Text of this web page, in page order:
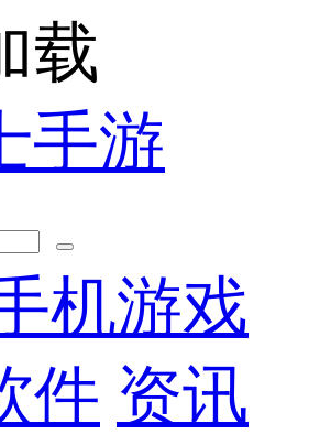
载
机游戏
件 资讯